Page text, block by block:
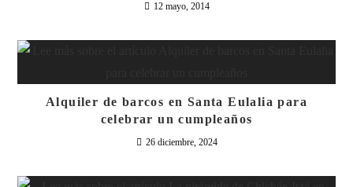
12 mayo, 2014
Alquiler de barcos en Santa Eulalia para
celebrar un cumpleaños
26 diciembre, 2024